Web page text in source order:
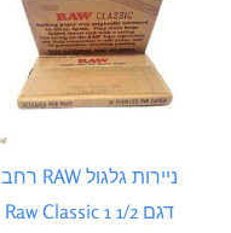
ניירות גלגול RAW רחב
דגם Raw Classic 1 1/2